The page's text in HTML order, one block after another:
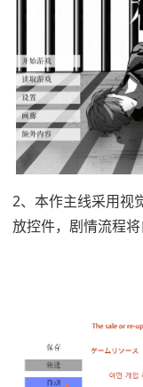
2、本作主线采用视
放控件，剧情流程将